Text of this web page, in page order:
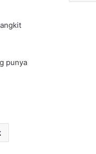
punya